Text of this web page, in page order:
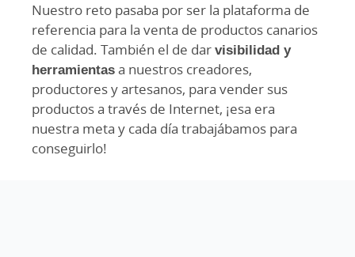
Nuestro reto pasaba por ser la plataforma de
referencia para la venta de productos canarios
de calidad. También el de darvisibilidad y
herramientasa nuestros creadores,
productores y artesanos, para vender sus
productos a través de Internet, ¡esa era
nuestra meta y cada día trabajábamos para
conseguirlo!